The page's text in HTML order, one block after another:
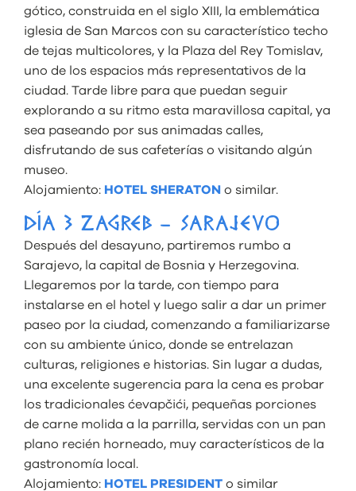
gótico, construida en el siglo XIII, la emblemática
iglesia de San Marcos con su característico techo
de tejas multicolores, y la Plaza del Rey Tomislav,
uno de los espacios más representativos de la
ciudad. Tarde libre para que puedan seguir
explorando a su ritmo esta maravillosa capital, ya
sea paseando por sus animadas calles,
disfrutando de sus cafeterías o visitando algún
museo.
Alojamiento: HOTEL SHERATON o similar.
DÍA 3 ZAGREB – SARAJEVO
Después del desayuno, partiremos rumbo a
Sarajevo, la capital de Bosnia y Herzegovina.
Llegaremos por la tarde, con tiempo para
instalarse en el hotel y luego salir a dar un primer
paseo por la ciudad, comenzando a familiarizarse
con su ambiente único, donde se entrelazan
culturas, religiones e historias. Sin lugar a dudas,
una excelente sugerencia para la cena es probar
los tradicionales ćevapčići, pequeñas porciones
de carne molida a la parrilla, servidas con un pan
plano recién horneado, muy característicos de la
gastronomía local.
Alojamiento: HOTEL PRESIDENT o similar